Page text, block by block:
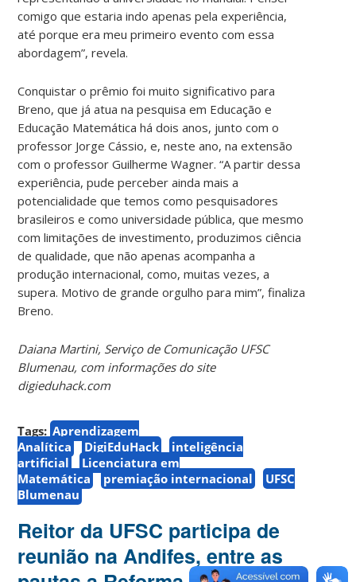
comigo que estaria indo apenas pela experiência,
até porque era meu primeiro evento com essa
abordagem”, revela.
Conquistar o prêmio foi muito significativo para
Breno, que já atua na pesquisa em Educação e
Educação Matemática há dois anos, junto com o
professor Jorge Cássio, e, neste ano, na extensão
com o professor Guilherme Wagner. “A partir dessa
experiência, pude perceber ainda mais a
potencialidade que temos como pesquisadores
brasileiros e como universidade pública, que mesmo
com limitações de investimento, produzimos ciência
de qualidade, que não apenas acompanha a
produção internacional, como, muitas vezes, a
supera. Motivo de grande orgulho para mim”, finaliza
Breno.
Daiana Martini, Serviço de Comunicação UFSC
Blumenau, com informações do site
digieduhack.com
Tags: Aprendizagem
Analítica
DigiEduHack
inteligência
artificial
Licenciatura em
Matemática
premiação internacional
UFSC
Blumenau
Reitor da UFSC participa de
reunião na Andifes, entre as